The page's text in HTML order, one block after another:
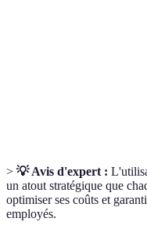
> 💡 Avis d'expert :
un atout stratégique que
optimiser ses coûts et
employés.